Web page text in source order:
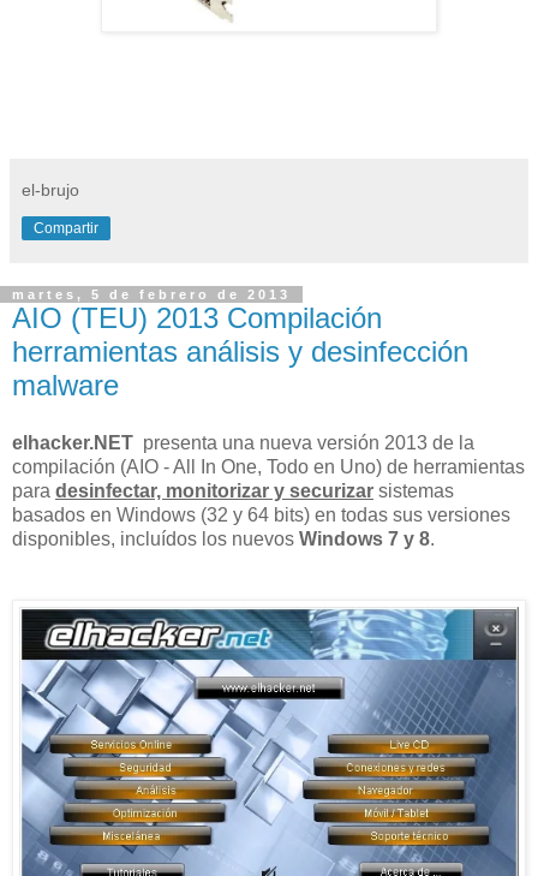
el-brujo
Compartir
martes, 5 de febrero de 2013
AIO (TEU) 2013 Compilación
herramientas análisis y desinfección
malware
elhacker.NET presenta una nueva versión 2013 de la
compilación (AIO - All In One, Todo en Uno) de herramientas
para desinfectar, monitorizar y securizar sistemas
basados en Windows (32 y 64 bits) en todas sus versiones
disponibles, incluídos los nuevos Windows 7 y 8.